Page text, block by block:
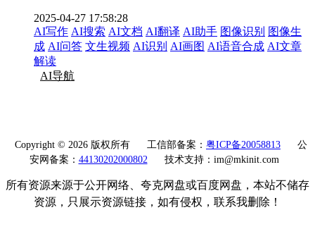
2025-04-27 17:58:28
AI写作 AI搜索 AI文档 AI翻译 AI助手 图像识别 图像生
成 AI问答 文生视频 AI识别 AI画图 AI语音合成 AI文章
解读
AI导航
Copyright © 2026 版权所有 工信部备案： 粤ICP备20058813
公
安网备案： 44130202000802 技术支持：im@mkinit.com
所有资源来源于公开网络、夸克网盘或百度网盘，本站不储存
资源，只展示资源链接，如有侵权，联系我删除！